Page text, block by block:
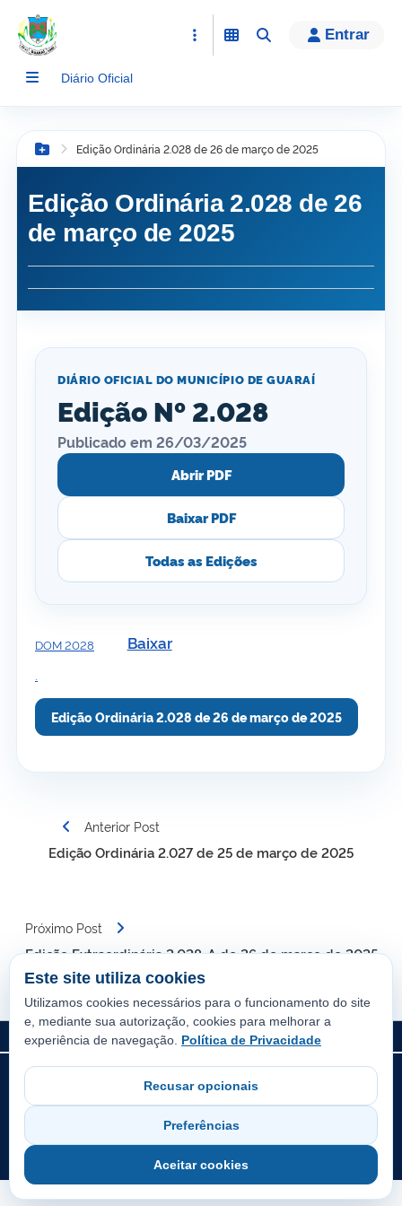
conteúdo
Entrar
Diário Oficial
Botão Menu
Edição Ordinária 2.028 de 26 de março de 2025
Edição Ordinária 2.028 de 26
de março de 2025
DIÁRIO OFICIAL DO MUNICÍPIO DE GUARAÍ
Edição Nº 2.028
Publicado em 26/03/2025
Abrir PDF
Baixar PDF
Todas as Edições
DOM 2028 Baixar
Edição Ordinária 2.028 de 26 de março de 2025
Navegação
de
Anterior Post
Edição Ordinária 2.027 de 25 de março de 2025
Próximo Post
Edição Extraordinária 2.028-A de 26 de março de 2025
Sistema oficial desenvolvido pela Diretoria de Tecnologia da
Este site utiliza cookies
Utilizamos cookies necessários para o funcionamento do site
e, mediante sua autorização, cookies para melhorar a
experiência de navegação. Política de Privacidade
Recusar opcionais
Preferências
Aceitar cookies